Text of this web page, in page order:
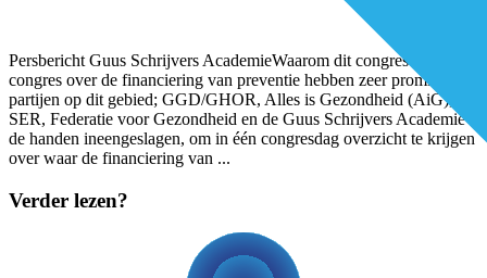
Persbericht Guus Schrijvers AcademieWaarom dit congres?Voor dit
congres over de financiering van preventie hebben zeer prominente
partijen op dit gebied; GGD/GHOR, Alles is Gezondheid (AiG), de
SER, Federatie voor Gezondheid en de Guus Schrijvers Academie
de handen ineengeslagen, om in één congresdag overzicht te krijgen
over waar de financiering van ...
Verder lezen?